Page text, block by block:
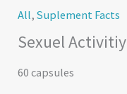
All,Suplement Facts
Sexuel Activitiy
60 capsules